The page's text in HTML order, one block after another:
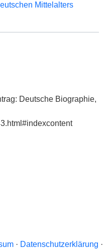
Mittelalters
Deutsche Biographie,
· Datenschutzerklärung ·